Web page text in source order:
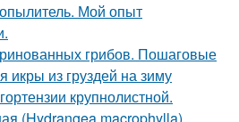
Мой опыт
грибов. Пошаговые
икры из груздей на зиму
крупнолистной.